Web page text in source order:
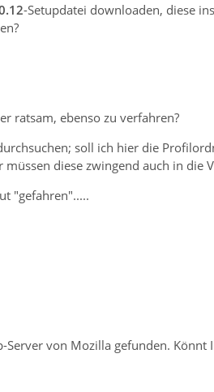
-Setupdatei downloaden, diese
ratsam, ebenso zu verfahren?
soll ich hier die
diese zwingend auch in die
"gefahren".....
Server von Mozilla gefunden.